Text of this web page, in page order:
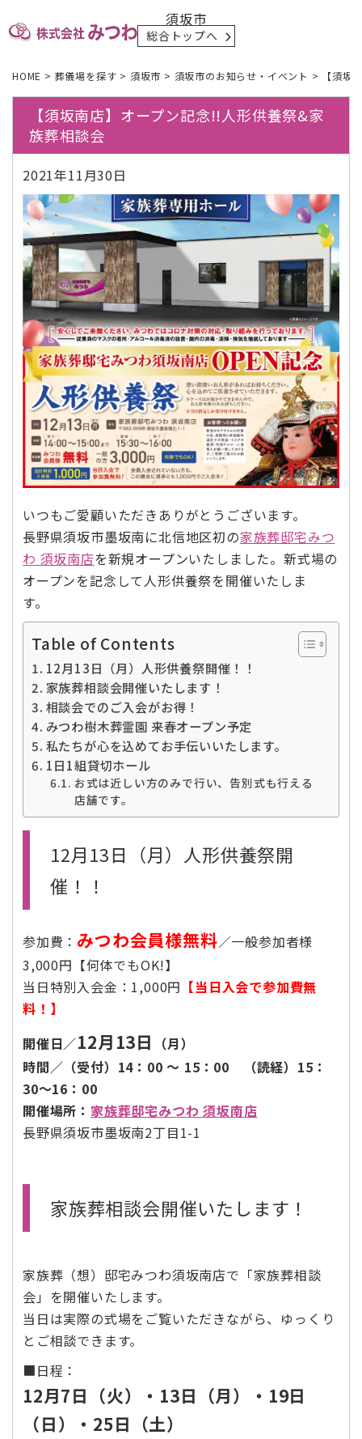
須坂市
総合トップへ
HOME > 葬儀場を探す > 須坂市 > 須坂市のお知らせ・イベント > 【須坂
【須坂南店】オープン記念!!人形供養祭&家
族葬相談会
2021年11月30日
いつもご愛顧いただきありがとうございます。
長野県須坂市墨坂南に北信地区初の家族葬邸宅みつ
わ 須坂南店を新規オープンいたしました。新式場の
オープンを記念して人形供養祭を開催いたしま
す。
Table of Contents
12月13日（月）人形供養祭開催！！
家族葬相談会開催いたします！
相談会でのご入会がお得！
みつわ樹木葬霊園 来春オープン予定
私たちが心を込めてお手伝いいたします。
1日1組貸切ホール
お式は近しい方のみで行い、告別式も行える
店舗です。
12月13日（月）人形供養祭開
催！！
参加費： みつわ会員様無料／一般参加者様
3,000円【何体でもOK!】
当日特別入会金：1,000円 【当日入会で参加費無
料！】
開催日／12月13日
（月）
時間／（受付）14：00 〜 15：00 （読経）15：
30〜16：00
開催場所： 家族葬邸宅みつわ 須坂南店
長野県須坂市墨坂南2丁目1-1
家族葬相談会開催いたします！
家族葬（想）邸宅みつわ須坂南店で「家族葬相談
会」を開催いたします。
当日は実際の式場をご覧いただきながら、ゆっくり
とご相談できます。
■日程：
12月7日（火）・13日（月）・19日
（日）・25日（土）